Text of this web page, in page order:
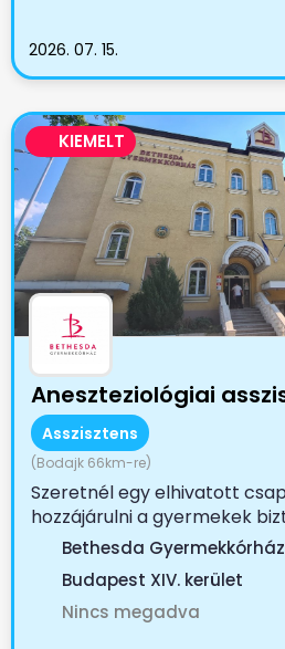
2026. 07. 15.
KIEMELT
Aneszteziológiai
Asszisztens
(Bodajk 66km-re)
Szeretnél egy elhivatott
hozzájárulni a gyermekek
ellátásához? A...
Bethesda Gyermekkórház
Budapest XIV. kerület
Nincs megadva